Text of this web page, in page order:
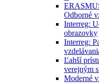
Odborné
Interreg:
obrazovky
Interreg:
Ľahší
verejným
Moderné